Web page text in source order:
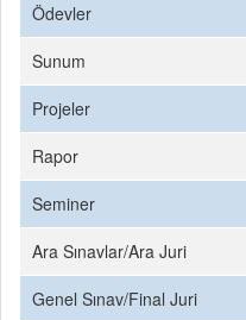
Ödevler
Sunum
Projeler
Rapor
Seminer
Ara Sınavlar/Ara Juri
Genel Sınav/Final Juri